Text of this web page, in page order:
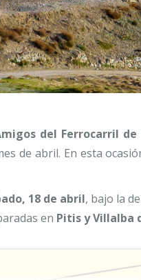
del Ferrocarril de
de abril. En esta
18 de abril, bajo la
en Pitis y Villalba